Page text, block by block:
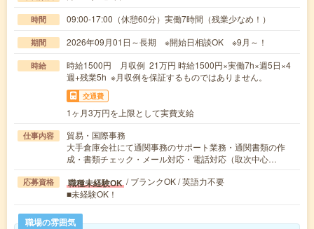
時間 09:00-17:00（休憩60分）実働7時間（残業少なめ！）
期間 2026年09月01日～長期 ※開始日相談OK ※9月～！
時給
時給1500円 月収例 21万円 時給1500円×実働7h×週5日×4
週+残業5h ※月収例を保証するものではありません。
交通費
1ヶ月3万円を上限として実費支給
仕事内容
貿易・国際事務
大手倉庫会社にて通関事務のサポート業務・通関書類の作
成・書類チェック・メール対応・電話対応（取次中心…
応募資格 職種未経験OK / ブランクOK / 英語力不要
■未経験OK！
職場の雰囲気